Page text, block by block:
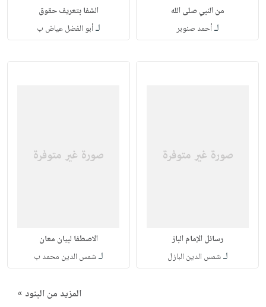
من النبي صلى الله
لـأحمد صنوبر
الشفا بتعريف حقوق
لـأبو الفضل عياض ب
رسائل الإمام الباز
لـشمس الدين البازل
الاصطفا لبيان معان
لـشمس الدين محمد ب
المزيد من البنود »